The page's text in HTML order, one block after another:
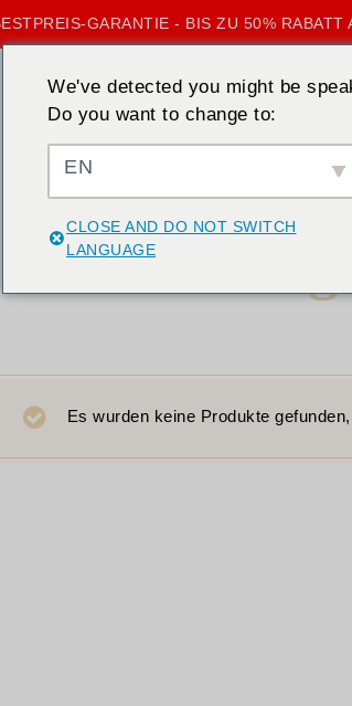
GARANTIE - BIS ZU 50%
Es wurden keine Produkte
We've detected you might be
Do you want to change to:
EN
CLOSE AND DO NOT SWITCH
LANGUAGE